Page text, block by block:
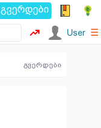
გვერდები
User ☰
გვერდები